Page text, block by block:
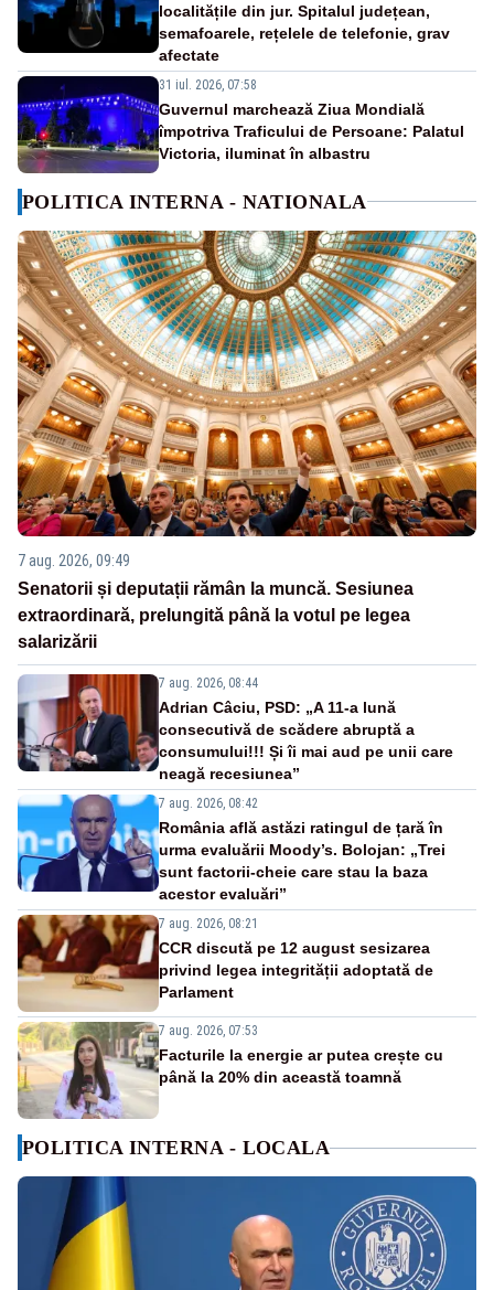
localitățile din jur. Spitalul județean,
semafoarele, rețelele de telefonie, grav
afectate
31 iul. 2026, 07:58
Guvernul marchează Ziua Mondială
împotriva Traficului de Persoane: Palatul
Victoria, iluminat în albastru
POLITICA INTERNA - NATIONALA
7 aug. 2026, 09:49
Senatorii și deputații rămân la muncă. Sesiunea
extraordinară, prelungită până la votul pe legea
salarizării
7 aug. 2026, 08:44
Adrian Câciu, PSD: „A 11-a lună
consecutivă de scădere abruptă a
consumului!!! Și îi mai aud pe unii care
neagă recesiunea”
7 aug. 2026, 08:42
România află astăzi ratingul de țară în
urma evaluării Moody’s. Bolojan: „Trei
sunt factorii-cheie care stau la baza
acestor evaluări”
7 aug. 2026, 08:21
CCR discută pe 12 august sesizarea
privind legea integrității adoptată de
Parlament
7 aug. 2026, 07:53
Facturile la energie ar putea crește cu
până la 20% din această toamnă
POLITICA INTERNA - LOCALA